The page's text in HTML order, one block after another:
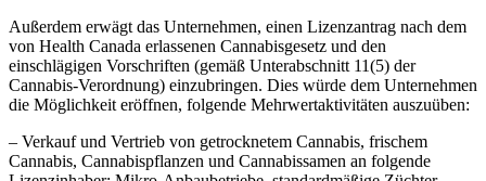
Außerdem erwägt das Unternehmen, einen Lizenzantrag nach dem
von Health Canada erlassenen Cannabisgesetz und den
einschlägigen Vorschriften (gemäß Unterabschnitt 11(5) der
Cannabis-Verordnung) einzubringen. Dies würde dem Unternehmen
die Möglichkeit eröffnen, folgende Mehrwertaktivitäten auszuüben:
– Verkauf und Vertrieb von getrocknetem Cannabis, frischem
Cannabis, Cannabispflanzen und Cannabissamen an folgende